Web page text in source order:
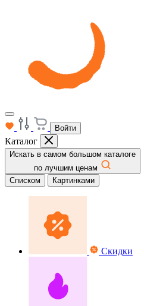
Войти
Каталог
Искать в самом большом каталоге
по лучшим ценам
Списком
Картинками
Скидки